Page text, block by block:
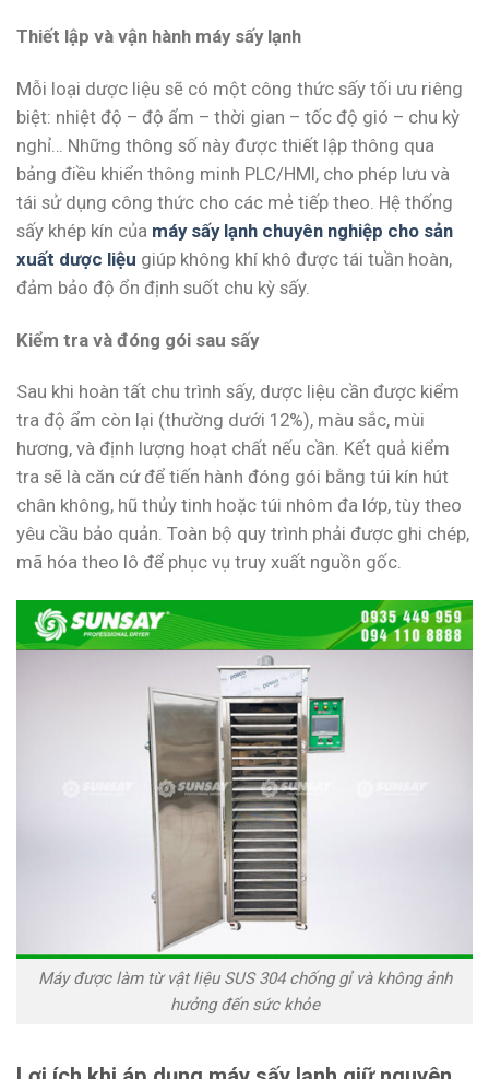
Thiết lập và vận hành máy sấy lạnh
Mỗi loại dược liệu sẽ có một công thức sấy tối ưu riêng
biệt: nhiệt độ – độ ẩm – thời gian – tốc độ gió – chu kỳ
nghỉ… Những thông số này được thiết lập thông qua
bảng điều khiển thông minh PLC/HMI, cho phép lưu và
tái sử dụng công thức cho các mẻ tiếp theo. Hệ thống
sấy khép kín của máy sấy lạnh chuyên nghiệp cho sản
xuất dược liệu giúp không khí khô được tái tuần hoàn,
đảm bảo độ ổn định suốt chu kỳ sấy.
Kiểm tra và đóng gói sau sấy
Sau khi hoàn tất chu trình sấy, dược liệu cần được kiểm
tra độ ẩm còn lại (thường dưới 12%), màu sắc, mùi
hương, và định lượng hoạt chất nếu cần. Kết quả kiểm
tra sẽ là căn cứ để tiến hành đóng gói bằng túi kín hút
chân không, hũ thủy tinh hoặc túi nhôm đa lớp, tùy theo
yêu cầu bảo quản. Toàn bộ quy trình phải được ghi chép,
mã hóa theo lô để phục vụ truy xuất nguồn gốc.
Máy được làm từ vật liệu SUS 304 chống gỉ và không ảnh
hưởng đến sức khỏe